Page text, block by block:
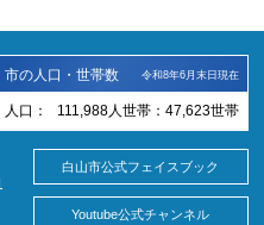
市の人口・世帯数 令和8年6月末日現在
人口： 111,988 人 世帯： 47,623世帯
白山市公式フェイスブック
Youtube公式チャンネル